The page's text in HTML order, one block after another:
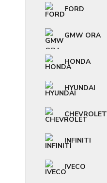
FORD
GMW ORA
HONDA
HYUNDAI
CHEVROLET
INFINITI
IVECO